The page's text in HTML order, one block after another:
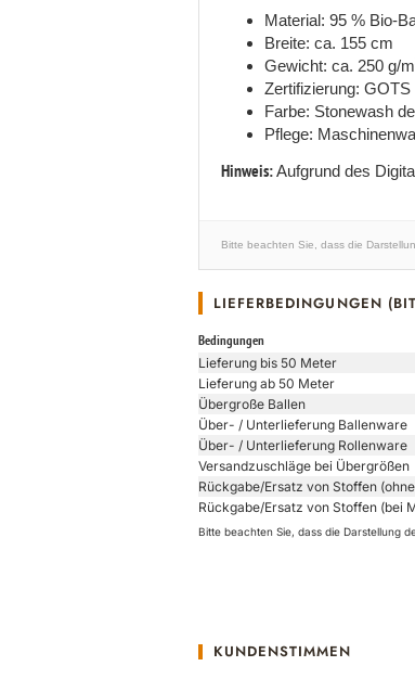
Material: 95 % Bio-
Breite: ca. 155 cm
Gewicht: ca. 250 g/m
Zertifizierung:
Farbe: Stonewash
Pflege:
Hinweis:Aufgrund des
Bitte beachten Sie, dass die
LIEFERBEDINGUNGEN
Bedingungen
Lieferung bis 50 Meter
Lieferung ab 50 Meter
Übergroße Ballen
Über- / Unterlieferung Ballenware
Über- / Unterlieferung Rollenware
Versandzuschläge bei Übergrößen
Rückgabe/Ersatz von Stoffen
Rückgabe/Ersatz von Stoffen (bei
Bitte beachten Sie, dass die Darstellung
KUNDENSTIMMEN